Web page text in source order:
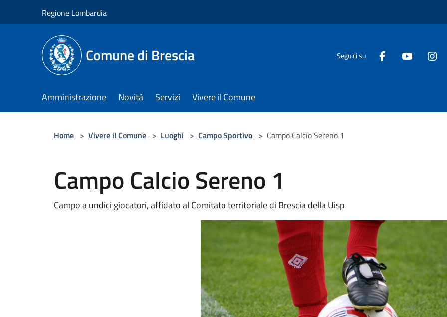
Regione Lombardia
Comune di Brescia Seguici su
Amministrazione Novità Servizi Vivere il Comune
Home > Vivere il Comune > Luoghi > Campo Sportivo > Campo Calcio Sereno 1
Campo Calcio Sereno 1
Campo a undici giocatori, affidato al Comitato territoriale di Brescia della Uisp